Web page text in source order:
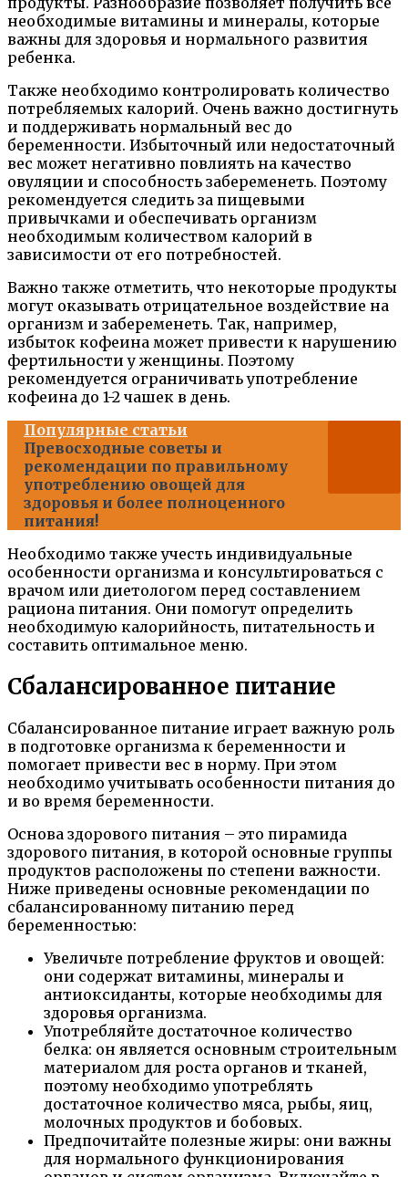
необходимые витамины и минералы, которые
важны для здоровья и нормального развития
ребенка.
Также необходимо контролировать количество
потребляемых калорий. Очень важно достигнуть
и поддерживать нормальный вес до
беременности. Избыточный или недостаточный
вес может негативно повлиять на качество
овуляции и способность забеременеть. Поэтому
рекомендуется следить за пищевыми
привычками и обеспечивать организм
необходимым количеством калорий в
зависимости от его потребностей.
Важно также отметить, что некоторые продукты
могут оказывать отрицательное воздействие на
организм и забеременеть. Так, например,
избыток кофеина может привести к нарушению
фертильности у женщины. Поэтому
рекомендуется ограничивать употребление
кофеина до 1-2 чашек в день.
Популярные статьи
Превосходные советы и
рекомендации по правильному
употреблению овощей для
здоровья и более полноценного
питания!
Необходимо также учесть индивидуальные
особенности организма и консультироваться с
врачом или диетологом перед составлением
рациона питания. Они помогут определить
необходимую калорийность, питательность и
составить оптимальное меню.
Сбалансированное питание
Сбалансированное питание играет важную роль
в подготовке организма к беременности и
помогает привести вес в норму. При этом
необходимо учитывать особенности питания до
и во время беременности.
Основа здорового питания – это пирамида
здорового питания, в которой основные группы
продуктов расположены по степени важности.
Ниже приведены основные рекомендации по
сбалансированному питанию перед
беременностью:
Увеличьте потребление фруктов и овощей:
они содержат витамины, минералы и
антиоксиданты, которые необходимы для
здоровья организма.
Употребляйте достаточное количество
белка: он является основным строительным
материалом для роста органов и тканей,
поэтому необходимо употреблять
достаточное количество мяса, рыбы, яиц,
молочных продуктов и бобовых.
Предпочитайте полезные жиры: они важны
для нормального функционирования